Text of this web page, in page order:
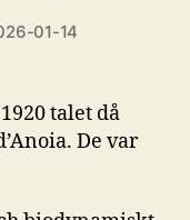
01-14
talet då
De var